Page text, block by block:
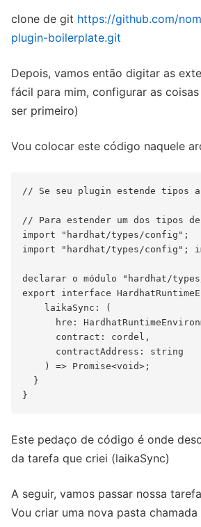
clone de git https://github.com/
plugin-boilerplate.git
Depois, vamos então digitar as
fácil para mim, configurar as
ser primeiro)
Vou colocar este código naquele
// Se seu plugin estende tipos
// Para estender um dos tipos
import "hardhat/types/config";
import "hardhat/types/config";
declarar o módulo "hardhat/
export interface
    laikaSync: (
hre:
      contract: cordel,
      contractAddress: string
    ) => Promise<void>;
  }
Este pedaço de código é onde
da tarefa que criei (laikaSync)
A seguir, vamos passar nossa
Vou criar uma nova pasta